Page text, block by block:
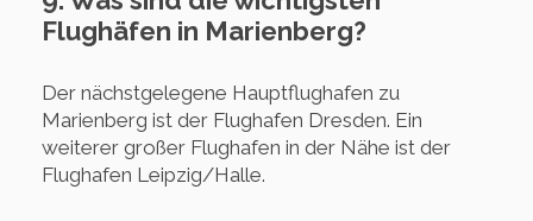
Flughäfen in Marienberg?
Der nächstgelegene Hauptflughafen zu
Marienberg ist der Flughafen Dresden. Ein
weiterer großer Flughafen in der Nähe ist der
Flughafen Leipzig/Halle.